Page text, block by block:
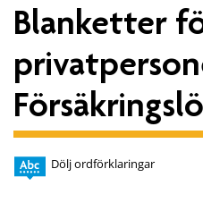
Blanketter
Dölj ordförklaringar